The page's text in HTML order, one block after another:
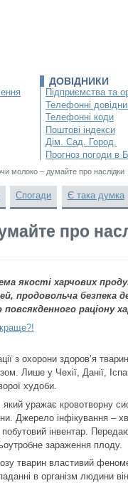
ДОВІДНИКИ
Підприємства та
Телефонні
Телефонні коди
Поштові індекси
Дім. Сад. Город.
Прогноз погоди в
молоко – думайте про наслідки
Спогади Є така думка
про
якості харчових
продовольча безпека
повсякденного раціону
з охорони здоров’я
Лише у Чехії, Данії,
худоби.
який уражає кровотворну
Джерело інфікування –
інвентар.
зараження плоду.
тварин властивий
в організм людини